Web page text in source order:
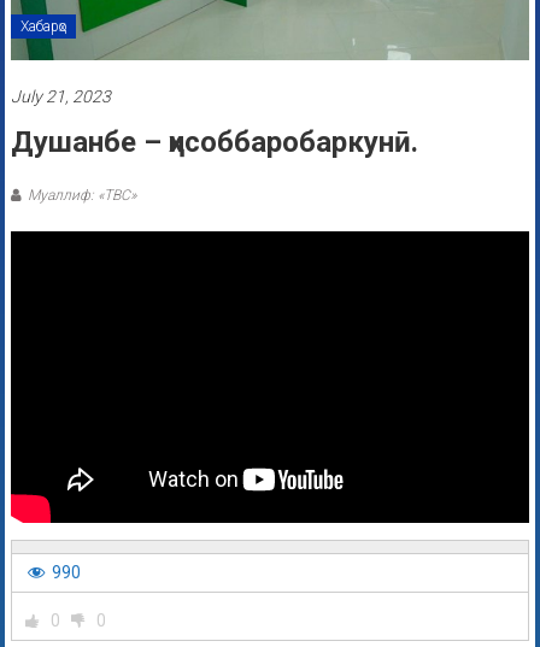
Хабарҳо
July 21, 2023
Душанбе – ҳисоббаробаркунӣ.
Муаллиф: «ТВС»
990
0 0